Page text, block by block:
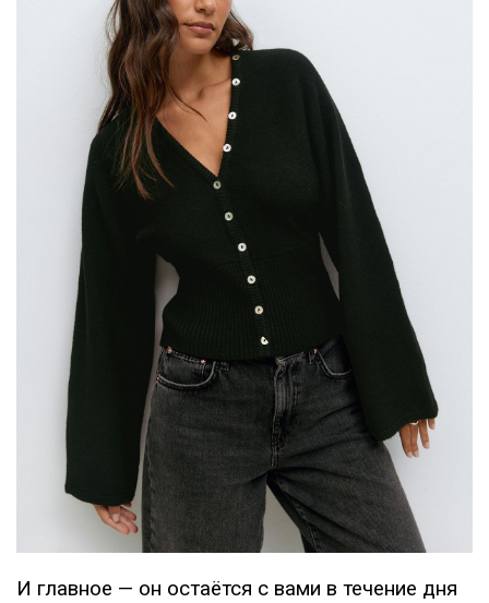
И главное — он остаётся с вами в течение дня